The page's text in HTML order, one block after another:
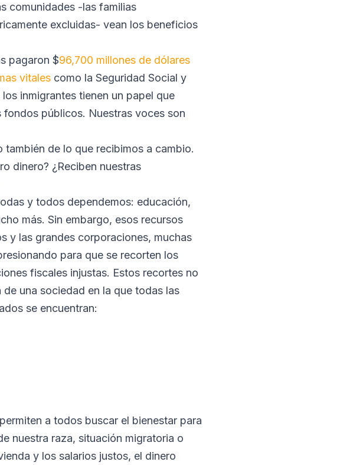
comunidades -las familias
excluidas- vean los beneficios
pagaron $96,700 millones de dólares
vitales como la Seguridad Social y
inmigrantes tienen un papel que
públicos. Nuestras voces son
de lo que recibimos a cambio.
dinero? ¿Reciben nuestras
y todos dependemos: educación,
más. Sin embargo, esos recursos
y las grandes corporaciones, muchas
para que se recorten los
fiscales injustas. Estos recortes no
una sociedad en la que todas las
se encuentran:
a todos buscar el bienestar para
nuestra raza, situación migratoria o
y los salarios justos, el dinero